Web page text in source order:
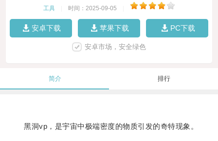
工具 时间：2025-09-05
安卓下载 苹果下载 PC下载
安卓市场，安全绿色
简介 排行
黑洞vp，是宇宙中极端密度的物质引发的奇特现象。